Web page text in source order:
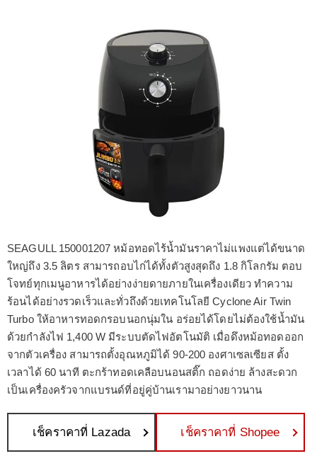
SEAGULL 150001207 หม้อทอดไร้น้ำมันราคาไม่แพงแต่ได้ขนาด
ใหญ่ถึง 3.5 ลิตร สามารถอบไก่ได้ทั้งตัวสูงสุดถึง 1.8 กิโลกรัม ตอบ
โจทย์ทุกเมนูอาหารได้อย่างง่ายดายภายในเครื่องเดียว ทำความ
ร้อนได้อย่างรวดเร็วและทั่วถึงด้วยเทคโนโลยี Cyclone Air Twin
Turbo ให้อาหารทอดกรอบนอกนุ่มใน อร่อยได้โดยไม่ต้องใช้น้ำมัน
ด้วยกำลังไฟ 1,400 W มีระบบตัดไฟอัตโนมัติ เมื่อดึงหม้อทอดออก
จากตัวเครื่อง สามารถตั้งอุณหภูมิได้ 90-200 องศาเซลเซียส ตั้ง
เวลาได้ 60 นาที ตะกร้าทอดเคลือบนอนสติ๊ก ถอดง่าย ล้างสะดวก
เป็นเครื่องครัวจากแบรนด์ที่อยู่คู่บ้านเรามาอย่างยาวนาน
เช็คราคาที่ Lazada เช็คราคาที่ Shopee